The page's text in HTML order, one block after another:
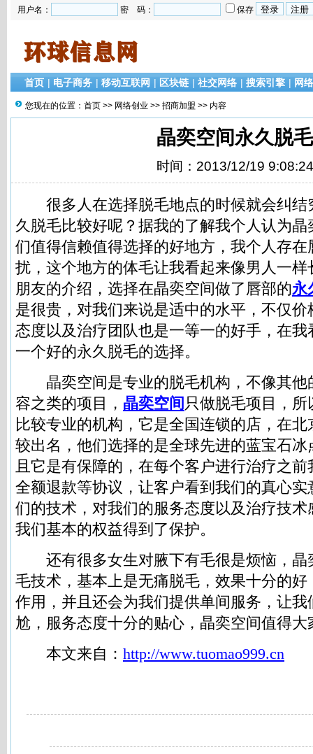
用户名： 密 码： 保存
首页 | 电子商务 | 移动互联网 | 区块链 | 社交网络 | 搜索引擎 | 网
您现在的位置： 首页 >> 网络创业 >> 招商加盟 >> 内容
晶奕空间永久脱毛
时间：2013/12/19 9:08:24
很多人在选择脱毛地点的时候就会纠结
久脱毛比较好呢？据我的了解我个人认为
们值得信赖值得选择的好地方，我个人存
扰，这个地方的体毛让我看起来像男人一
朋友的介绍，选择在晶奕空间做了唇部的永
是很贵，对我们来说是适中的水平，不仅
态度以及治疗团队也是一等一的好手，在
一个好的永久脱毛的选择。
晶奕空间是专业的脱毛机构，不像其他
容之类的项目， 晶奕空间 只做脱毛项目，
比较专业的机构，它是全国连锁的店，在
较出名，他们选择的是全球先进的蓝宝石
且它是有保障的，在每个客户进行治疗之
全额退款等协议，让客户看到我们的真心
们的技术，对我们的服务态度以及治疗技
我们基本的权益得到了保护。
还有很多女生对腋下有毛很是烦恼，晶
毛技术，基本上是无痛脱毛，效果十分的
作用，并且还会为我们提供单间服务，让
尬，服务态度十分的贴心，晶奕空间值得大
本文来自： http://www.tuomao999.cn